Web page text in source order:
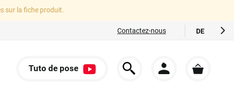
sur la fiche produit.
Contactez-nous DE
Tuto de pose